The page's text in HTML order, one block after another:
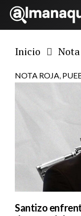
Inicio
NOTA ROJA,
Santizo